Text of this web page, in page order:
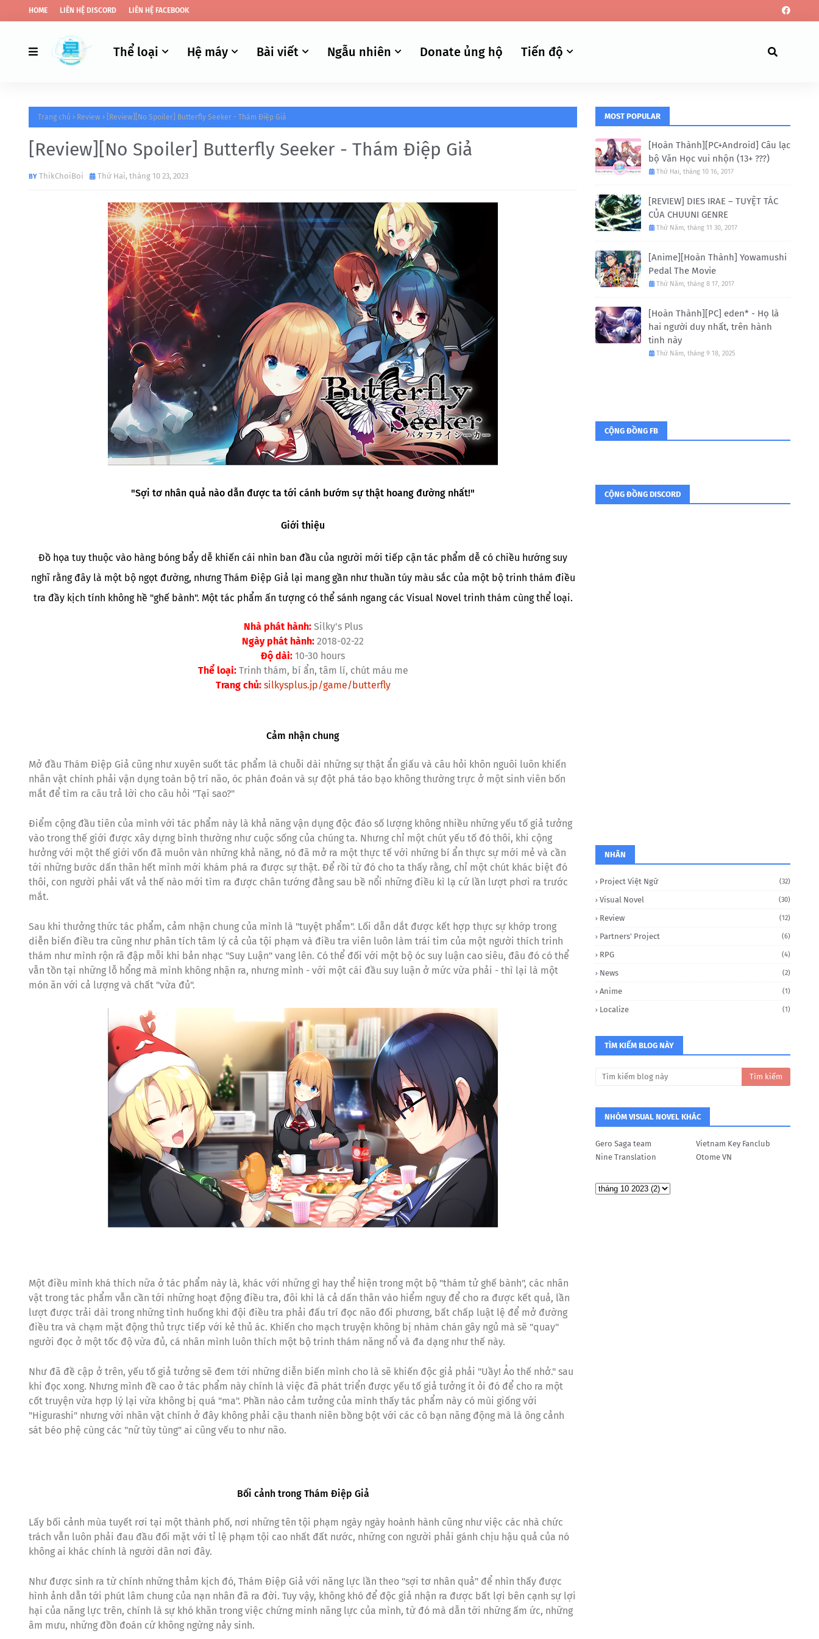
HOME LIÊN HỆ DISCORD LIÊN HỆ FACEBOOK
Thể loại Hệ máy Bài viết Ngẫu nhiên Donate ủng hộ Tiến độ
Trang chủ Review [Review][No Spoiler] Butterfly Seeker - Thám Điệp Giả
[Review][No Spoiler] Butterfly Seeker - Thám Điệp Giả
ThikChoiBoi Thứ Hai, tháng 10 23, 2023
"Sợi tơ nhân quả nào dẫn được ta tới cánh bướm sự thật hoang đường nhất!"
Giới thiệu
Đồ họa tuy thuộc vào hàng bóng bẩy dễ khiến cái nhìn ban đầu của người mới tiếp cận tác phẩm dễ có chiều hướng suy
nghĩ rằng đây là một bộ ngọt đường, nhưng Thám Điệp Giả lại mang gần như thuần túy màu sắc của một bộ trinh thám điều
tra đầy kịch tính không hề "ghế bành". Một tác phẩm ấn tượng có thể sánh ngang các Visual Novel trinh thám cùng thể loại.
Nhà phát hành:Silky's Plus
Ngày phát hành: 2018-02-22
Độ dài: 10-30 hours
Thể loại: Trinh thám, bí ẩn, tâm lí, chút máu me
Trang chủ: silkysplus.jp/game/butterfly
Cảm nhận chung
Mở đầu Thám Điệp Giả cũng như xuyên suốt tác phẩm là chuỗi dài những sự thật ẩn giấu và câu hỏi khôn nguôi luôn khiến
nhân vật chính phải vận dụng toàn bộ trí não, óc phán đoán và sự đột phá táo bạo không thường trực ở một sinh viên bốn
mắt để tìm ra câu trả lời cho câu hỏi "Tại sao?"
Điểm cộng đầu tiên của mình với tác phẩm này là khả năng vận dụng độc đáo số lượng không nhiều những yếu tố giả tưởng
vào trong thế giới được xây dựng bình thường như cuộc sống của chúng ta. Nhưng chỉ một chút yếu tố đó thôi, khi cộng
hưởng với một thế giới vốn đã muôn vàn những khả năng, nó đã mở ra một thực tế với những bí ẩn thực sự mới mẻ và cần
tới những bước dấn thân hết mình mới khám phá ra được sự thật. Để rồi từ đó cho ta thấy rằng, chỉ một chút khác biệt đó
thôi, con người phải vất vả thế nào mới tìm ra được chân tướng đằng sau bề nổi những điều kì lạ cứ lần lượt phơi ra trước
mắt.
Sau khi thưởng thức tác phẩm, cảm nhận chung của mình là "tuyệt phẩm". Lối dẵn dắt được kết hợp thực sự khớp trong
diễn biến điều tra cũng như phân tích tâm lý cả của tội phạm và điều tra viên luôn làm trái tim của một người thích trinh
thám như mình rộn rã đập mỗi khi bản nhạc "Suy Luận" vang lên. Có thể đối với một bộ óc suy luận cao siêu, đâu đó có thể
vẫn tồn tại những lỗ hổng mà mình không nhận ra, nhưng mình - với một cái đầu suy luận ở mức vừa phải - thì lại là một
món ăn với cả lượng và chất "vừa đủ".
Một điều mình khá thích nữa ở tác phẩm này là, khác với những gì hay thể hiện trong một bộ "thám tử ghế bành", các nhân
vật trong tác phẩm vẫn cần tới những hoạt động điều tra, đôi khi là cả dấn thân vào hiểm nguy để cho ra được kết quả, lần
lượt được trải dài trong những tình huống khi đội điều tra phải đấu trí đọc não đối phương, bất chấp luật lệ để mở đường
điều tra và chạm mặt động thủ trực tiếp với kẻ thủ ác. Khiến cho mạch truyện không bị nhàm chán gây ngủ mà sẽ "quay"
người đọc ở một tốc độ vừa đủ, cá nhân mình luôn thích một bộ trinh thám năng nổ và đa dạng như thế này.
Như đã đề cập ở trên, yếu tố giả tưởng sẽ đem tới những diễn biến mình cho là sẽ khiến độc giả phải "Uầy! Ảo thế nhở." sau
khi đọc xong. Nhưng mình đề cao ở tác phẩm này chính là việc đã phát triển được yếu tố giả tưởng ít ỏi đó để cho ra một
cốt truyện vừa hợp lý lại vừa không bị quá "ma". Phần nào cảm tưởng của mình thấy tác phẩm này có mùi giống với
"Higurashi" nhưng với nhân vật chính ở đây không phải cậu thanh niên bồng bột với các cô bạn năng động mà là ông cảnh
sát béo phệ cùng các "nữ tùy tùng" ai cũng vếu to như não.
Bối cảnh trong Thám Điệp Giả
Lấy bối cảnh mùa tuyết rơi tại một thành phố, nơi những tên tội phạm ngày ngày hoành hành cũng như việc các nhà chức
trách vẫn luôn phải đau đầu đối mặt với tỉ lệ phạm tội cao nhất đất nước, những con người phải gánh chịu hậu quả của nó
không ai khác chính là người dân nơi đây.
Như được sinh ra từ chính những thảm kịch đó, Thám Điệp Giả với năng lực lần theo "sợi tơ nhân quả" để nhìn thấy được
hình ảnh dẫn tới phút lâm chung của nạn nhân đã ra đời. Tuy vậy, không khó để độc giả nhận ra được bất lợi bên cạnh sự lợi
hại của năng lực trên, chính là sự khó khăn trong việc chứng minh năng lực của mình, từ đó mà dẫn tới những ấm ức, những
âm mưu, những đồn đoán cứ không ngừng nảy sinh.
MOST POPULAR
[Hoàn Thành][PC+Android] Câu lạc
bộ Văn Học vui nhộn (13+ ???)
Thứ Hai, tháng 10 16, 2017
[REVIEW] DIES IRAE – TUYỆT TÁC
CỦA CHUUNI GENRE
Thứ Năm, tháng 11 30, 2017
[Anime][Hoàn Thành] Yowamushi
Pedal The Movie
Thứ Năm, tháng 8 17, 2017
[Hoàn Thành][PC] eden* - Họ là
hai người duy nhất, trên hành
tinh này
Thứ Năm, tháng 9 18, 2025
CỘNG ĐỒNG FB
CỘNG ĐỒNG DISCORD
NHÃN
Project Việt Ngữ (32)
Visual Novel (30)
Review (12)
Partners' Project (6)
RPG (4)
News (2)
Anime (1)
Localize (1)
TÌM KIẾM BLOG NÀY
NHÓM VISUAL NOVEL KHÁC
Gero Saga team
Vietnam Key Fanclub
Nine Translation
Otome VN